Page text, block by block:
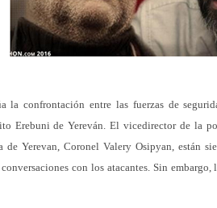
la confrontación entre las fuerzas de
Erebuni de Yereván. El vicedirector de la
Yerevan, Coronel Valery Osipyan, están
con los atacantes. Sin